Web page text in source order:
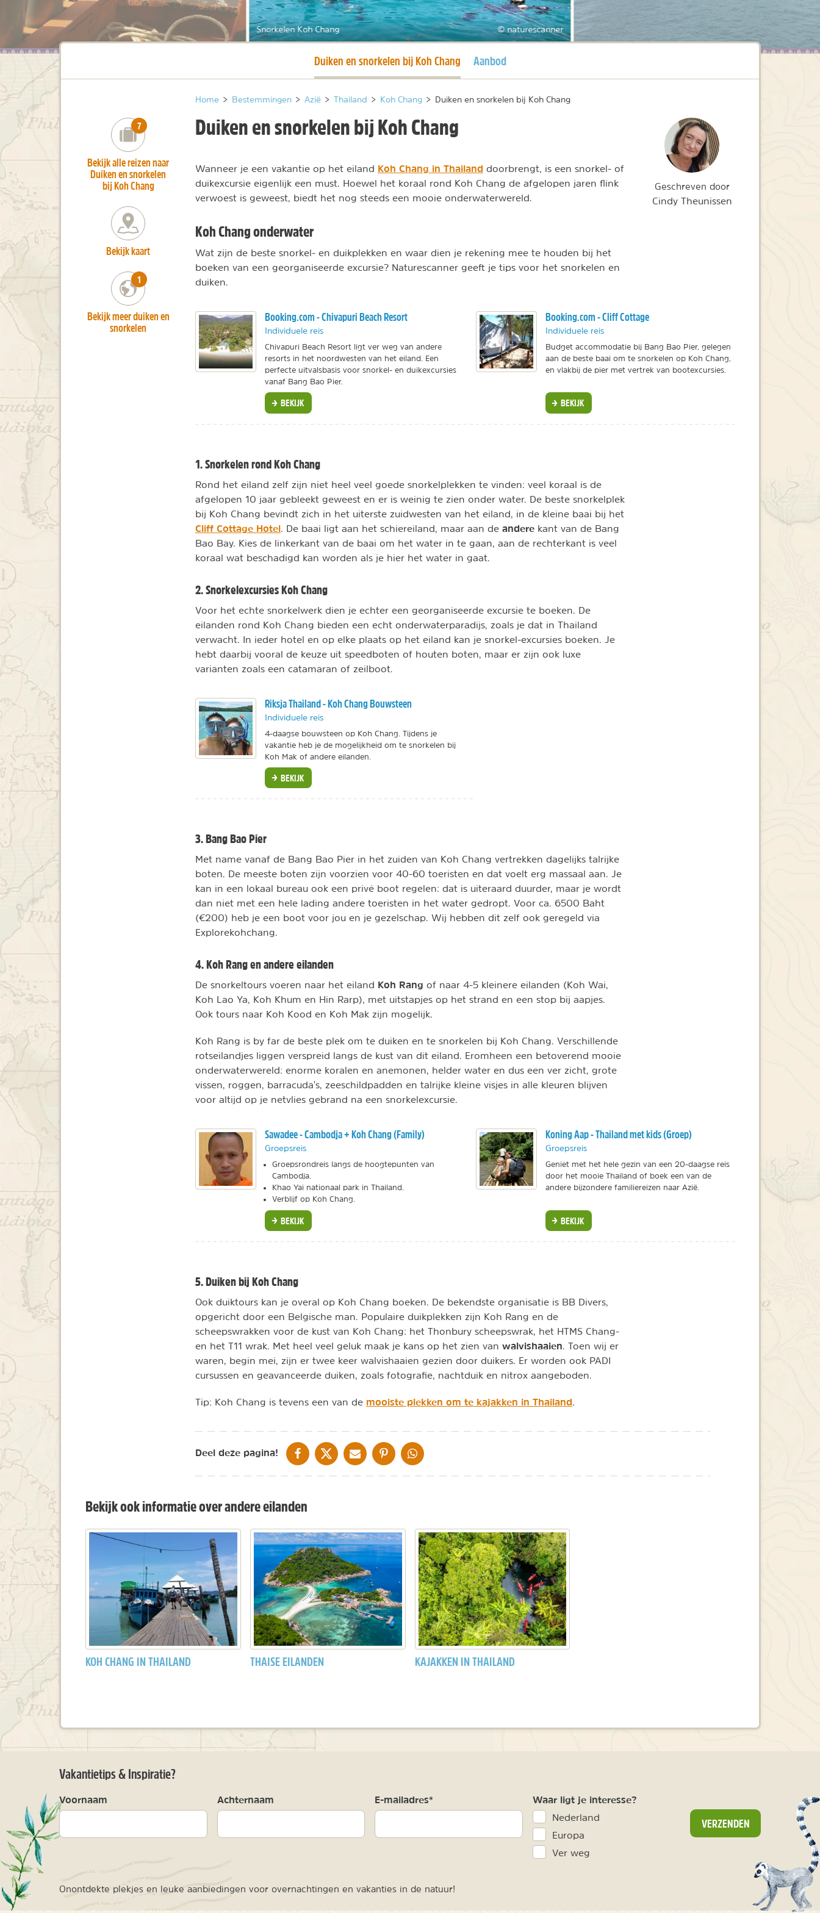
Snorkelen Koh Chang © naturescanner
Huidige pagina
Duiken en snorkelen bij Koh Chang Aanbod
Home > Bestemmingen > Azië > Thailand > Koh Chang > Duiken en snorkelen bij Koh Chang
Duiken en snorkelen bij Koh Chang
Wanneer je een vakantie op het eiland Koh Chang in Thailand doorbrengt, is een snorkel- of
duikexcursie eigenlijk een must. Hoewel het koraal rond Koh Chang de afgelopen jaren flink
verwoest is geweest, biedt het nog steeds een mooie onderwaterwereld.
Koh Chang onderwater
Wat zijn de beste snorkel- en duikplekken en waar dien je rekening mee te houden bij het
boeken van een georganiseerde excursie? Naturescanner geeft je tips voor het snorkelen en
duiken.
Booking.com - Chivapuri Beach Resort
Individuele reis
Chivapuri Beach Resort ligt ver weg van andere
resorts in het noordwesten van het eiland. Een
perfecte uitvalsbasis voor snorkel- en duikexcursies
vanaf Bang Bao Pier.
BEKIJK
Booking.com - Cliff Cottage
Individuele reis
Budget accommodatie bij Bang Bao Pier, gelegen
aan de beste baai om te snorkelen op Koh Chang,
en vlakbij de pier met vertrek van bootexcursies.
BEKIJK
1. Snorkelen rond Koh Chang
Rond het eiland zelf zijn niet heel veel goede snorkelplekken te vinden: veel koraal is de
afgelopen 10 jaar gebleekt geweest en er is weinig te zien onder water. De beste snorkelplek
bij Koh Chang bevindt zich in het uiterste zuidwesten van het eiland, in de kleine baai bij het
Cliff Cottage Hotel . De baai ligt aan het schiereiland, maar aan de andere kant van de Bang
Bao Bay. Kies de linkerkant van de baai om het water in te gaan, aan de rechterkant is veel
koraal wat beschadigd kan worden als je hier het water in gaat.
2. Snorkelexcursies Koh Chang
Voor het echte snorkelwerk dien je echter een georganiseerde excursie te boeken. De
eilanden rond Koh Chang bieden een echt onderwaterparadijs, zoals je dat in Thailand
verwacht. In ieder hotel en op elke plaats op het eiland kan je snorkel-excursies boeken. Je
hebt daarbij vooral de keuze uit speedboten of houten boten, maar er zijn ook luxe
varianten zoals een catamaran of zeilboot.
Riksja Thailand - Koh Chang Bouwsteen
Individuele reis
4-daagse bouwsteen op Koh Chang. Tijdens je
vakantie heb je de mogelijkheid om te snorkelen bij
Koh Mak of andere eilanden.
BEKIJK
3. Bang Bao Pier
Met name vanaf de Bang Bao Pier in het zuiden van Koh Chang vertrekken dagelijks talrijke
boten. De meeste boten zijn voorzien voor 40-60 toeristen en dat voelt erg massaal aan. Je
kan in een lokaal bureau ook een privé boot regelen: dat is uiteraard duurder, maar je wordt
dan niet met een hele lading andere toeristen in het water gedropt. Voor ca. 6500 Baht
(€200) heb je een boot voor jou en je gezelschap. Wij hebben dit zelf ook geregeld via
Explorekohchang.
4. Koh Rang en andere eilanden
De snorkeltours voeren naar het eiland Koh Rang of naar 4-5 kleinere eilanden (Koh Wai,
Koh Lao Ya, Koh Khum en Hin Rarp), met uitstapjes op het strand en een stop bij aapjes.
Ook tours naar Koh Kood en Koh Mak zijn mogelijk.
Koh Rang is by far de beste plek om te duiken en te snorkelen bij Koh Chang. Verschillende
rotseilandjes liggen verspreid langs de kust van dit eiland. Eromheen een betoverend mooie
onderwaterwereld: enorme koralen en anemonen, helder water en dus een ver zicht, grote
vissen, roggen, barracuda's, zeeschildpadden en talrijke kleine visjes in alle kleuren blijven
voor altijd op je netvlies gebrand na een snorkelexcursie.
Sawadee - Cambodja + Koh Chang (Family)
Groepsreis
Groepsrondreis langs de hoogtepunten van
Cambodja.
Khao Yai nationaal park in Thailand.
Verblijf op Koh Chang.
BEKIJK
Koning Aap - Thailand met kids (Groep)
Groepsreis
Geniet met het hele gezin van een 20-daagse reis
door het mooie Thailand of boek een van de
andere bijzondere familiereizen naar Azië.
BEKIJK
5. Duiken bij Koh Chang
Ook duiktours kan je overal op Koh Chang boeken. De bekendste organisatie is BB Divers,
opgericht door een Belgische man. Populaire duikplekken zijn Koh Rang en de
scheepswrakken voor de kust van Koh Chang: het Thonbury scheepswrak, het HTMS Chang-
en het T11 wrak. Met heel veel geluk maak je kans op het zien van walvishaaien . Toen wij er
waren, begin mei, zijn er twee keer walvishaaien gezien door duikers. Er worden ook PADI
cursussen en geavanceerde duiken, zoals fotografie, nachtduik en nitrox aangeboden.
Tip: Koh Chang is tevens een van de mooiste plekken om te kajakken in Thailand
Deel deze pagina! DELEN OP FACEBOOK
DELEN OP XDELEN VIA DE MAIL
DELEN OP PINTEREST
DELEN OP WHATSAPP
number_of_trips:
7
Bekijk alle reizen naar
Duiken en snorkelen
bij Koh Chang
Bekijk kaart
number_of_trips:
1
Bekijk meer duiken en
snorkelen
Geschreven door
Cindy Theunissen
Bekijk ook informatie over andere eilanden
KOH CHANG IN THAILAND THAISE EILANDEN KAJAKKEN IN THAILAND
Vakantietips & Inspiratie?
Voornaam Achternaam E-mailadres* Waar ligt je interesse?
Nederland
Europa
Ver weg
VERZENDEN
Onontdekte plekjes en leuke aanbiedingen voor overnachtingen en vakanties in de natuur!